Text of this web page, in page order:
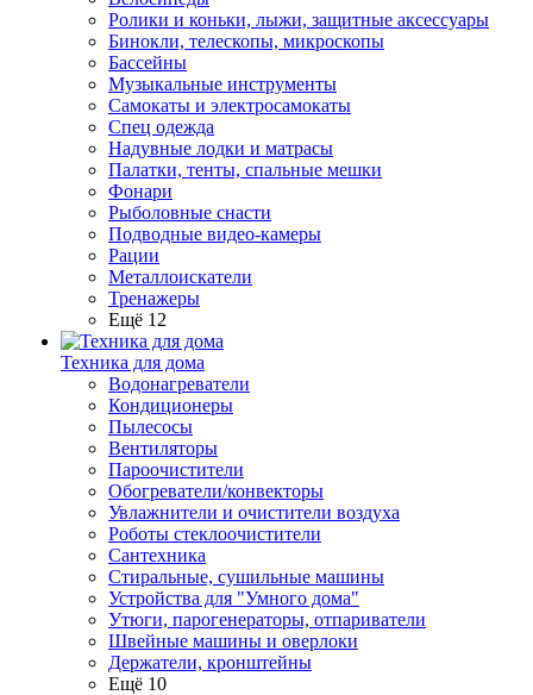
Ролики и коньки, лыжи, защитные аксессуары
Бинокли, телескопы, микроскопы
Бассейны
Музыкальные инструменты
Самокаты и электросамокаты
Спец одежда
Надувные лодки и матрасы
Палатки, тенты, спальные мешки
Фонари
Рыболовные снасти
Подводные видео-камеры
Рации
Металлоискатели
Тренажеры
Ещё 12
Техника для дома
Водонагреватели
Кондиционеры
Пылесосы
Вентиляторы
Пароочистители
Обогреватели/конвекторы
Увлажнители и очистители воздуха
Роботы стеклоочистители
Сантехника
Стиральные, сушильные машины
Устройства для "Умного дома"
Утюги, парогенераторы, отпариватели
Швейные машины и оверлоки
Держатели, кронштейны
Ещё 10